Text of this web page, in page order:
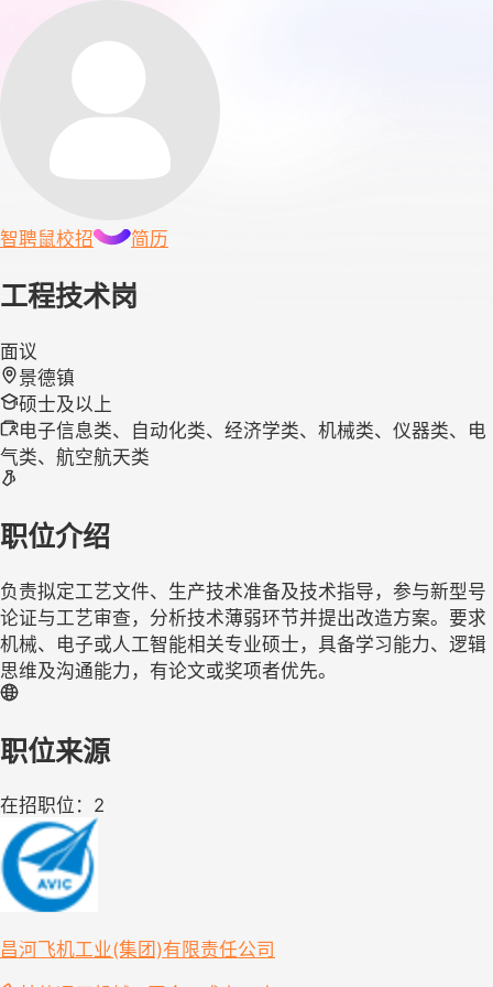
智聘鼠校招 简历
工程技术岗
面议
景德镇
硕士及以上
电子信息类、自动化类、经济学类、机械类、仪器类、电
气类、航空航天类
职位介绍
负责拟定工艺文件、生产技术准备及技术指导，参与新型号
论证与工艺审查，分析技术薄弱环节并提出改造方案。要求
机械、电子或人工智能相关专业硕士，具备学习能力、逻辑
思维及沟通能力，有论文或奖项者优先。
职位来源
在招职位：2
昌河飞机工业(集团)有限责任公司